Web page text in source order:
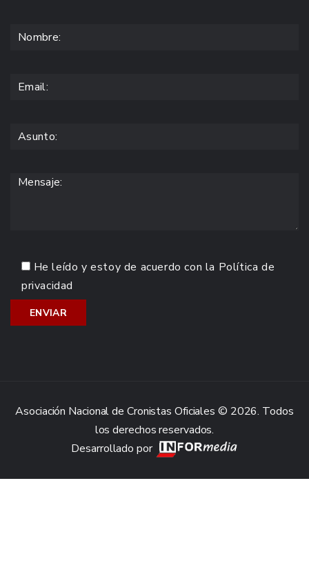
He leído y estoy de acuerdo con la Política de
privacidad
Asociación Nacional de Cronistas Oficiales © 2026. Todos
los derechos reservados.
Desarrollado por